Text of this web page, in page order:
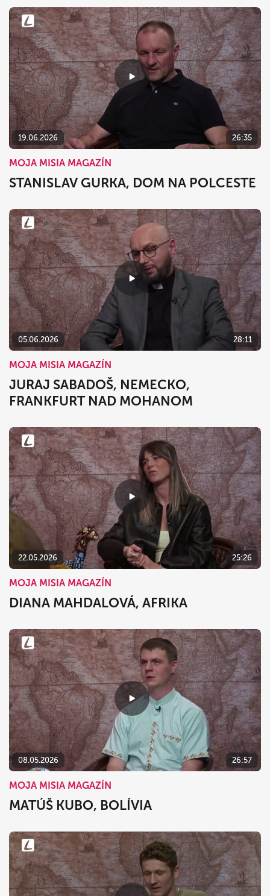
10 11 12 13 14 15 16
17 18 19 20 21 22 23
24 25 26 27 28 29 30
31 1 2 3 5 6
dnes zavrieť
19.06.2026 26:35
MOJA MISIA MAGAZÍN
STANISLAV GURKA, DOM NA POLCESTE
05.06.2026 28:11
MOJA MISIA MAGAZÍN
JURAJ SABADOŠ, NEMECKO,
FRANKFURT NAD MOHANOM
22.05.2026 25:26
MOJA MISIA MAGAZÍN
DIANA MAHDALOVÁ, AFRIKA
08.05.2026 26:57
MOJA MISIA MAGAZÍN
MATÚŠ KUBO, BOLÍVIA